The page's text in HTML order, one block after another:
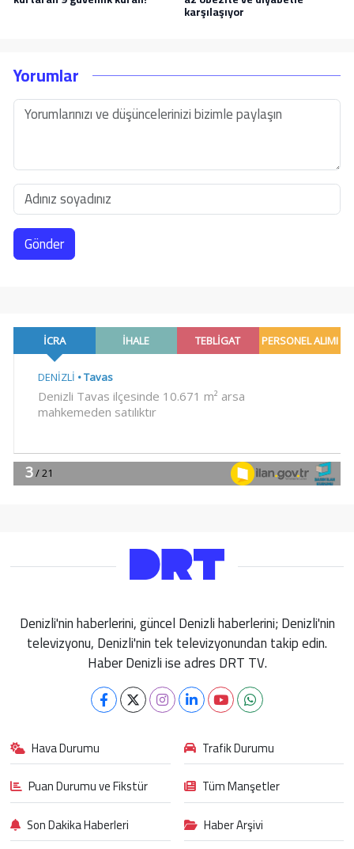
karşılaşıyor
Yorumlar
Gönder
Denizli'nin haberlerini, güncel Denizli haberlerini; Denizli'nin
televizyonu, Denizli'nin tek televizyonundan takip edin.
Haber Denizli ise adres DRT TV.
Hava Durumu
Trafik Durumu
Puan Durumu ve Fikstür
Tüm Manşetler
Son Dakika Haberleri
Haber Arşivi